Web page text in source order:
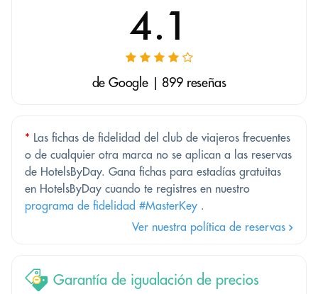
4.1
de Google | 899 reseñas
* Las fichas de fidelidad del club de viajeros frecuentes
o de cualquier otra marca no se aplican a las reservas
de HotelsByDay. Gana fichas para estadías gratuitas
en HotelsByDay cuando te registres en nuestro
programa de fidelidad #MasterKey .
Ver nuestra política de reservas
Garantía de igualación de precios